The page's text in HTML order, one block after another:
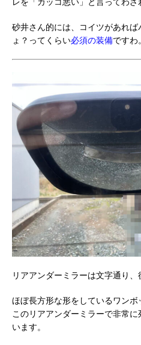
砂井さん的には、コイツがあれ
ょ？ってくらい必須の装備ですわ。
リアアンダーミラーは文字通り、
ほぼ長方形な形をしているワン
このリアアンダーミラーで非常
います。